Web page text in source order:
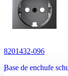
8201432-096
Base de enchufe